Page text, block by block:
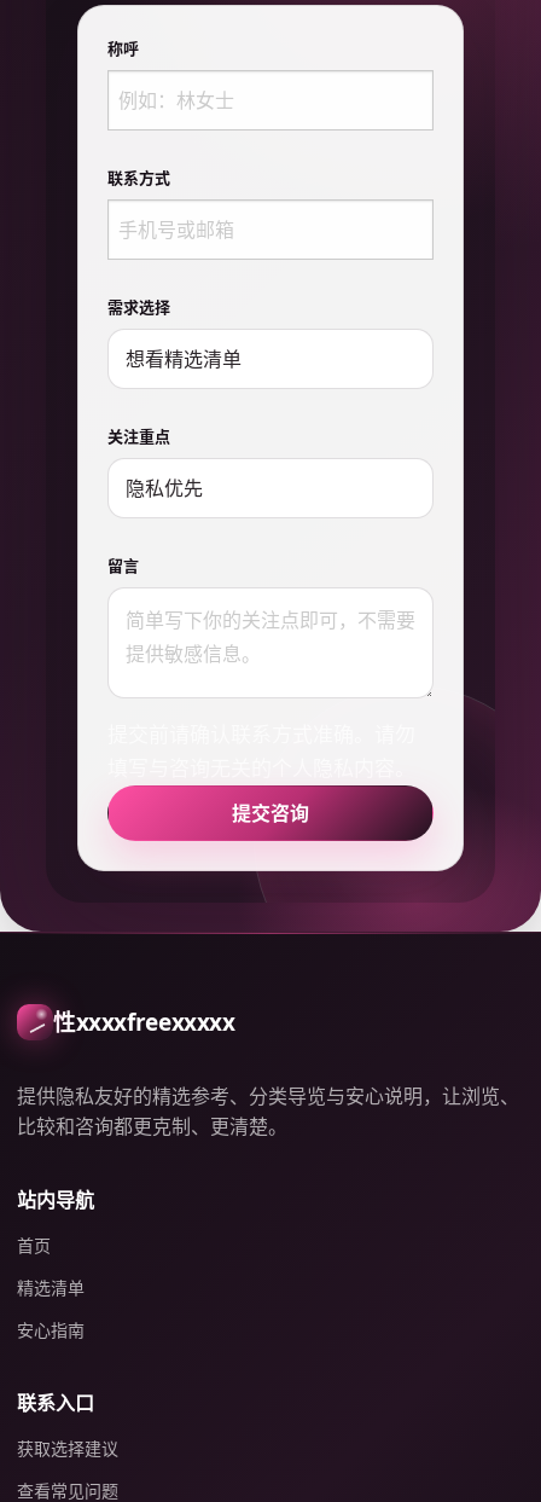
称呼
联系方式
需求选择
关注重点
留言
提交咨询
性xxxxfreexxxxx
提供隐私友好的精选参考、分类导览与安心说明，让浏览、
比较和咨询都更克制、更清楚。
站内导航
首页
精选清单
安心指南
联系入口
获取选择建议
查看常见问题